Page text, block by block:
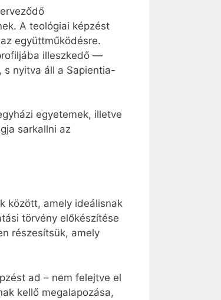
A teológiai képzést
együttműködésre.
illeszkedő —
nyitva áll a Sapientia-
egyetemek, illetve
sarkallni az
között, amely ideálisnak
törvény előkészítése
részesítsük, amely
ad – nem felejtve el
kellő megalapozása,